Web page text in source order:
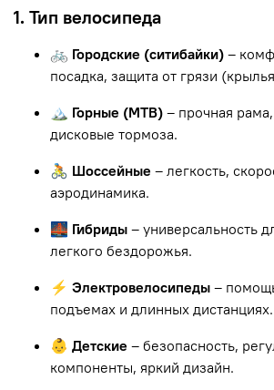
1. Тип велосипеда
🚲 Городские (ситибайки) –
посадка, защита от грязи
🏔 Горные (MTB) – прочная
дисковые тормоза.
🚴 Шоссейные – легкость,
аэродинамика.
🌉 Гибриды – универсальность
легкого бездорожья.
⚡ Электровелосипеды –
подъемах и длинных дистанциях.
👶 Детские – безопасность,
компоненты, яркий дизайн.